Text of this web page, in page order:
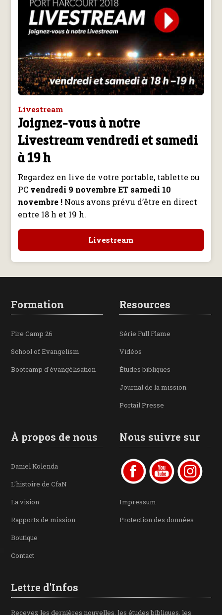
Livestream
Joignez-vous à notre
Livestream vendredi et samedi
à 19 h
Regardez en live de votre portable, tablette ou
PC vendredi 9 novembre ET samedi 10
novembre !Nous avons prévu d’être en direct
entre 18 h et 19 h.
Livestream
Formation
Fire Camp 26
School of Evangelism
Bootcamp d'évangélisation
Resources
Série Full Flame
Vidéos
Études bibliques
Journal de la mission
Portail Presse
À propos de nous
Daniel Kolenda
L'histoire de CfaN
La vision
Rapports de mission
Boutique
Contact
Nous suivre sur
Impressum
Protection des données
Lettre d'Infos
Recevez les dernières nouvelles, les études bibliques, les